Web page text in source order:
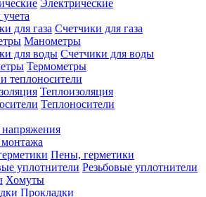
Электрические
Счетчики для газа
Манометры
Счетчики для воды
Термометры
теплоносители
Теплоизоляция
Теплоносители
Пены, герметики
Резьбовые уплотнители
Хомуты
Прокладки